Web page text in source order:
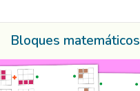
Bloques matemáticos